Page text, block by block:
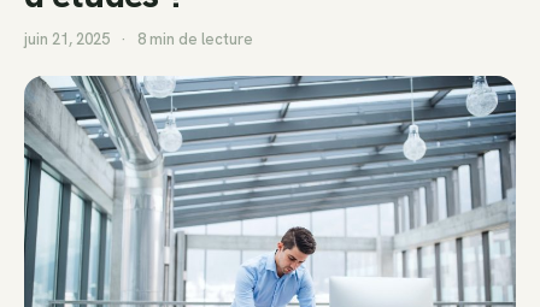
juin 21, 2025 · 8 min de lecture